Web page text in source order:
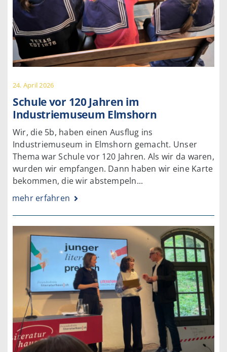
24. April 2026
Schule vor 120 Jahren im
Industriemuseum Elmshorn
Wir, die 5b, haben einen Ausflug ins
Industriemuseum in Elmshorn gemacht. Unser
Thema war Schule vor 120 Jahren. Als wir da waren,
wurden wir empfangen. Dann haben wir eine Karte
bekommen, die wir abstempeln...
mehr erfahren